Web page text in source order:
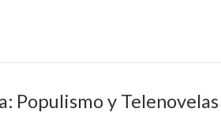
Populismo y Telenovelas